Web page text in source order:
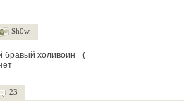
Sh0w.
бравый холивоин =(
23